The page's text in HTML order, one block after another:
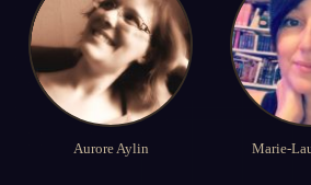
Aurore Aylin Marie-